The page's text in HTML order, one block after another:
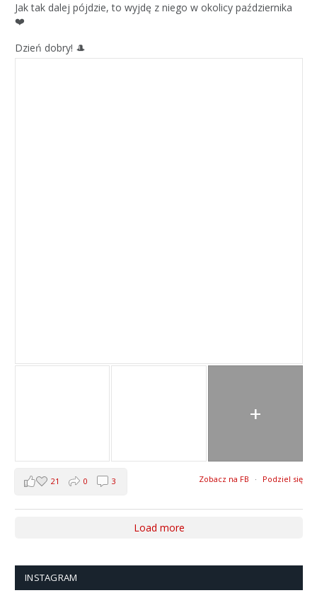
Jak tak dalej pójdzie, to wyjdę z niego w okolicy października
❤️
Dzień dobry! 🎩
+
Zobacz na FB · Podziel się
21 0 3
Load more
INSTAGRAM